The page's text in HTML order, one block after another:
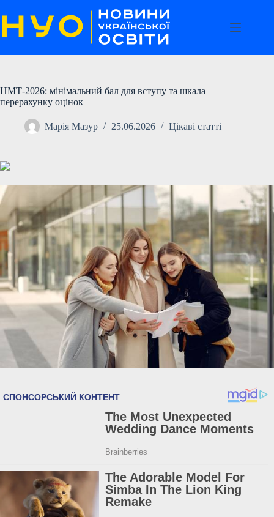
до
вмісту
НМТ-2026: мінімальний бал для вступу та шкала
перерахунку оцінок
Марія Мазур 25.06.2026 Цікаві статті